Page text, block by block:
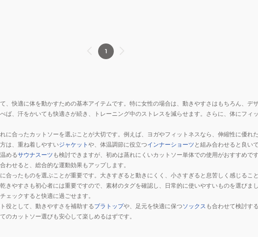
1
、快適に体を動かすための基本アイテムです。特に女性の場合は、動きやすさはもちろん、デ
ば、汗をかいても快適さが続き、トレーニング中のストレスを減らせます。さらに、体にフィ
に合ったカットソーを選ぶことが大切です。例えば、ヨガやフィットネスなら、伸縮性に優れ
は、重ね着しやすいジャケット や、体温調節に役立つインナーショーツ と組み合わせると良い
めるサウナスーツ も検討できますが、初めは蒸れにくいカットソー単体での使用がおすすめで
わせると、総合的な運動効果もアップします。
合ったものを選ぶことが重要です。大きすぎると動きにくく、小さすぎると息苦しく感じるこ
きやすさも初心者には重要ですので、素材のタグを確認し、日常的に使いやすいものを選びま
ェックすると快適に過ごせます。
役として、動きやすさを補助するブラトップや、足元を快適に保つソックス も合わせて検討す
のカットソー選びも安心して楽しめるはずです。